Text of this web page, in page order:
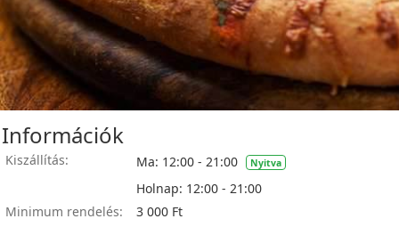
Információk
Kiszállítás: Ma: 12:00 - 21:00 Nyitva
Holnap: 12:00 - 21:00
Minimum rendelés:
3 000 Ft